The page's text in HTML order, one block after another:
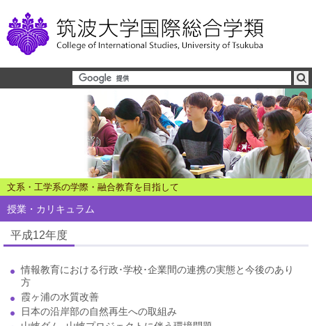
文系・工学系の学際・融合教育を目指して
授業・カリキュラム
平成12年度
情報教育における行政･学校･企業間の連携の実態と今後のあり
方
霞ヶ浦の水質改善
日本の沿岸部の自然再生への取組み